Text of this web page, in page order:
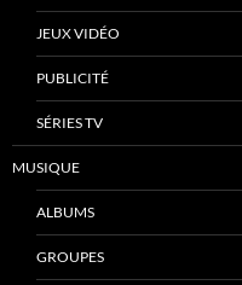
JEUX VIDÉO
PUBLICITÉ
SÉRIES TV
MUSIQUE
ALBUMS
GROUPES